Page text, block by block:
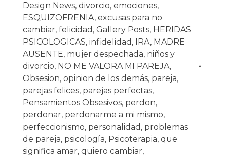
Design News, divorcio, emociones,
ESQUIZOFRENIA, excusas para no
cambiar, felicidad , Gallery Posts, HERIDAS
PSICOLOGICAS, infidelidad , IRA, MADRE
AUSENTE, mujer despechada, niños y
divorcio, NO ME VALORA MI PAREJA,
Obsesion, opinion de los demás, pareja,
parejas felices, parejas perfectas,
Pensamientos Obsesivos, perdon,
perdonar, perdonarme a mi mismo,
perfeccionismo, personalidad , problemas
de pareja, psicología, Psicoterapia, que
significa amar, quiero cambiar,